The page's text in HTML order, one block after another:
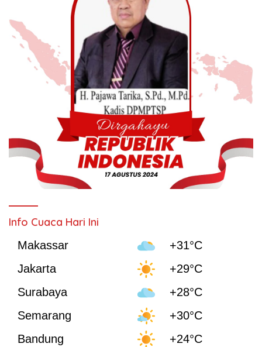
Info Cuaca Hari Ini
Makassar
+31°C
Jakarta
+29°C
Surabaya
+28°C
Semarang
+30°C
Bandung
+24°C